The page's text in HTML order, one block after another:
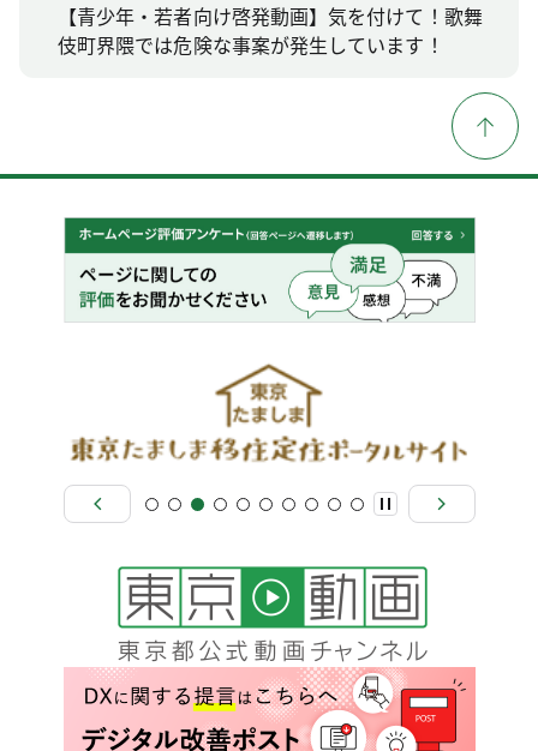
【青少年・若者向け啓発動画】気を付けて！歌舞
伎町界隈では危険な事案が発生しています！